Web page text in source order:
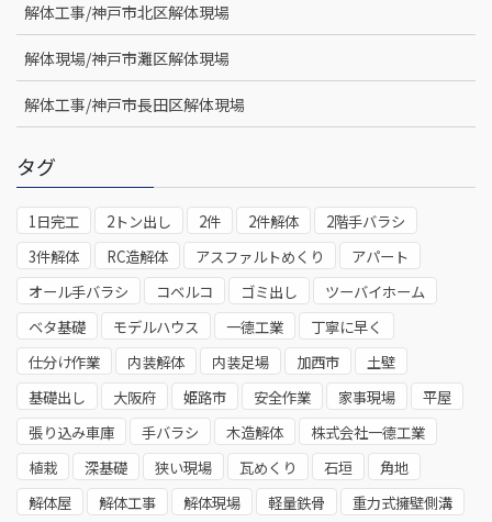
解体工事/神戸市北区解体現場
解体現場/神戸市灘区解体現場
解体工事/神戸市長田区解体現場
タグ
1日完工 2トン出し 2件 2件解体
2階手バラシ
3件解体
RC造解体 アスファルトめくり
アパート
オール手バラシ
コベルコ ゴミ出し
ツーバイホーム
ベタ基礎
モデルハウス 一德工業
丁寧に早く
仕分け作業
内装解体 内装足場 加西市
土壁
基礎出し
大阪府 姫路市 安全作業 家事現場
平屋
張り込み車庫
手バラシ 木造解体
株式会社一德工業
植栽
深基礎 狭い現場 瓦めくり 石垣
角地
解体屋
解体工事 解体現場 軽量鉄骨 重力式擁壁側溝